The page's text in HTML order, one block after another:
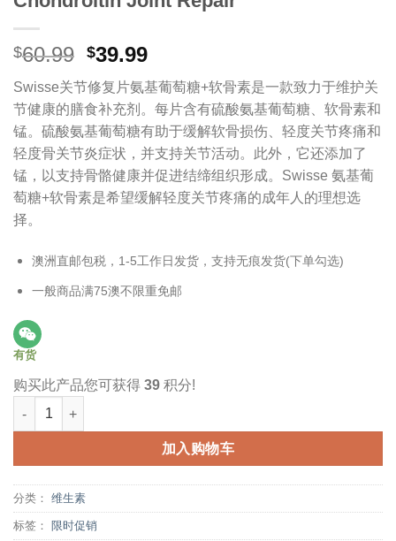
$60.99 原
价
为：
$60.99。
$39.99当
前
价
格
为：
$39.99。
Swisse关节修复片氨基葡萄糖+软骨素是一款致力于维护关
节健康的膳食补充剂。每片含有硫酸氨基葡萄糖、软骨素和
锰。硫酸氨基葡萄糖有助于缓解软骨损伤、轻度关节疼痛和
轻度骨关节炎症状，并支持关节活动。此外，它还添加了
锰，以支持骨骼健康并促进结缔组织形成。Swisse 氨基葡
萄糖+软骨素是希望缓解轻度关节疼痛的成年人的理想选
择。
澳洲直邮包税，1-5工作日发货，支持无痕发货(下单勾选)
一般商品满75澳不限重免邮
有货
购买此产品您可获得 39 积分!
Swisse 关节修复片 90粒 Glucosamine & Chondroitin Joint
加入购物车
分类： 维生素
标签： 限时促销